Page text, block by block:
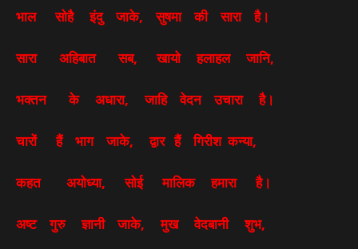
भाल सोहै इंदु जाके, सुषमा की सारा है।
सारा अहिबात सब, खायो हलाहल जानि,
भक्तन के अधारा, जाहि वेदन उचारा है।
चारों हैं भाग जाके, द्वार हैं गिरीश कन्या,
कहत अयोध्या, सोई मालिक हमारा है।
अष्ट गुरु ज्ञानी जाके, मुख वेदबानी शुभ,